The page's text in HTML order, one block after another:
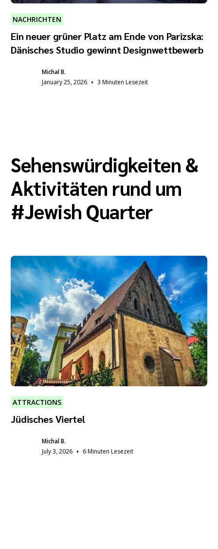
NACHRICHTEN
Ein neuer grüner Platz am Ende von Parizska:
Dänisches Studio gewinnt Designwettbewerb
Michal B.
January 25, 2026 • 3 Minuten Lesezeit
Sehenswürdigkeiten &
Aktivitäten rund um
#Jewish Quarter
ATTRACTIONS
Jüdisches Viertel
Michal B.
July 3, 2026 • 6 Minuten Lesezeit